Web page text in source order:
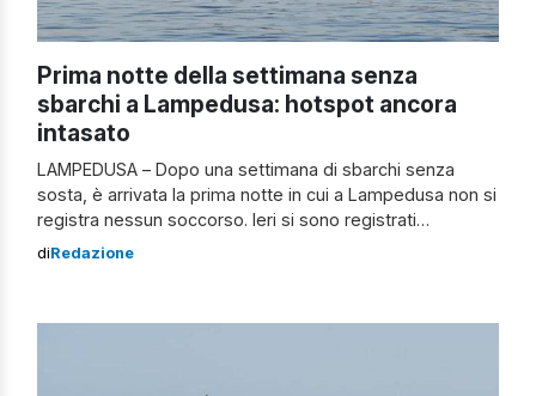
Prima notte della settimana senza
sbarchi a Lampedusa: hotspot ancora
intasato
LAMPEDUSA – Dopo una settimana di sbarchi senza
sosta, è arrivata la prima notte in cui a Lampedusa non si
registra nessun soccorso. Ieri si sono registrati
complessivamente cinque approdi con 283 persone.
sulla nave Foscari […]
diRedazione